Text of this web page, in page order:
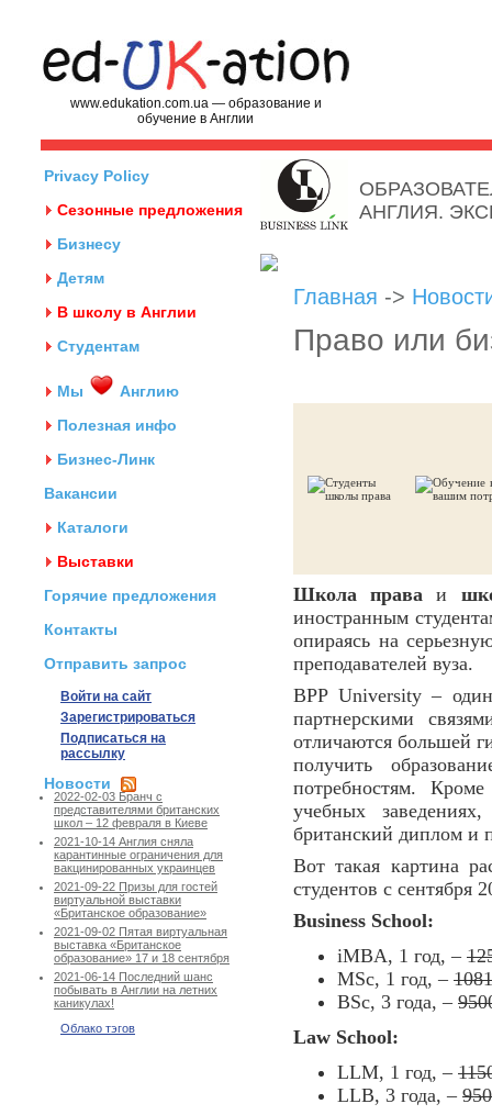
www.edukation.com.ua — образование и
обучение в Англии
Privacy Policy
Сезонные предложения
Бизнесу
Детям
В школу в Англии
Студентам
Мы
Англию
Полезная инфо
Бизнес-Линк
Вакансии
Каталоги
Выставки
Горячие предложения
Контакты
Отправить запрос
Войти на сайт
Зарегистрироваться
Подписаться на
рассылку
Новости
2022-02-03 Бранч с
представителями британских
школ – 12 февраля в Киеве
2021-10-14 Англия сняла
карантинные ограничения для
вакцинированных украинцев
2021-09-22 Призы для гостей
виртуальной выставки
«Британское образование»
2021-09-02 Пятая виртуальная
выставка «Британское
образование» 17 и 18 сентября
2021-06-14 Последний шанс
побывать в Англии на летних
каникулах!
Облако тэгов
АНГЛИЯ.
Главная ->
Право или
Школа права и
иностранным
опираясь на
преподавателей вуза.
BPP University –
партнерскими
отличаются большей
получить
потребностям.
учебных
британский диплом и
Вот такая картина
студентов с сентября
Business School:
iMBA, 1 год, –
MSc, 1 год, –
BSc, 3 года, –
Law School:
LLM, 1 год, –
LLB, 3 года, –